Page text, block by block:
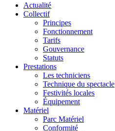
Actualité
Collectif
Principes
Fonctionnement
Tarifs
Gouvernance
Statuts
Prestations
Les techniciens
Technique du spectacle
Festivités locales
Équipement
Matériel
Parc Matériel
Conformité